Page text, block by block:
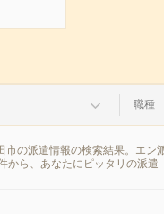
職種
市の派遣情報の検索結果。エ
から、あなたにピッタリの派遣